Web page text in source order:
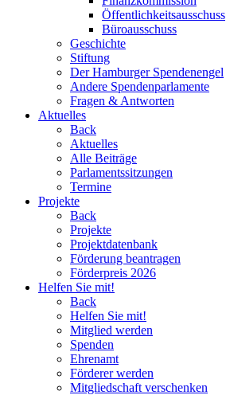
Öffentlichkeitsausschuss
Büroausschuss
Geschichte
Stiftung
Der Hamburger Spendenengel
Andere Spendenparlamente
Fragen & Antworten
Aktuelles
Back
Aktuelles
Alle Beiträge
Parlamentssitzungen
Termine
Projekte
Back
Projekte
Projektdatenbank
Förderung beantragen
Förderpreis 2026
Helfen Sie mit!
Back
Helfen Sie mit!
Mitglied werden
Spenden
Ehrenamt
Förderer werden
Mitgliedschaft verschenken